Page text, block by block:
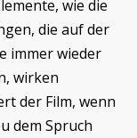
wie die
die auf der
immer wieder
wirken
der Film, wenn
dem Spruch